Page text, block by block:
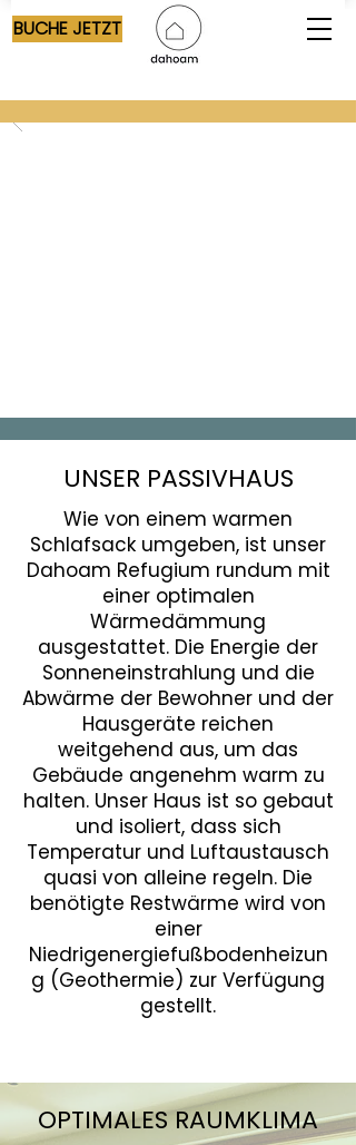
BUCHE JETZT
UNSER PASSIVHAUS
Wie von einem warmen
Schlafsack umgeben, ist unser
Dahoam Refugium rundum mit
einer optimalen
Wärmedämmung
ausgestattet. Die Energie der
Sonneneinstrahlung und die
Abwärme der Bewohner und der
Hausgeräte reichen
weitgehend aus, um das
Gebäude angenehm warm zu
halten. Unser Haus ist so gebaut
und isoliert, dass sich
Temperatur und Luftaustausch
quasi von alleine regeln. Die
benötigte Restwärme wird von
einer
Niedrigenergiefußbodenheizun
g (Geothermie) zur Verfügung
gestellt.
OPTIMALES RAUMKLIMA